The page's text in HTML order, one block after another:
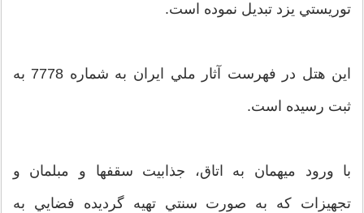
توريستي يزد تبديل نموده است.
اين هتل در فهرست آثار ملي ايران به شماره 7778 به
ثبت رسيده است.
با ورود ميهمان به اتاق، جذابيت سقفها و مبلمان و
تجهيزات كه به صورت سنتي تهيه گرديده فضايي به